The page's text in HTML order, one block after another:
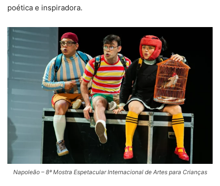
poética e inspiradora.
Napoleão – 8ª Mostra Espetacular Internacional de Artes para Crianças